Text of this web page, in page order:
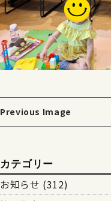
Previous Image
カテゴリー
お知らせ (312)